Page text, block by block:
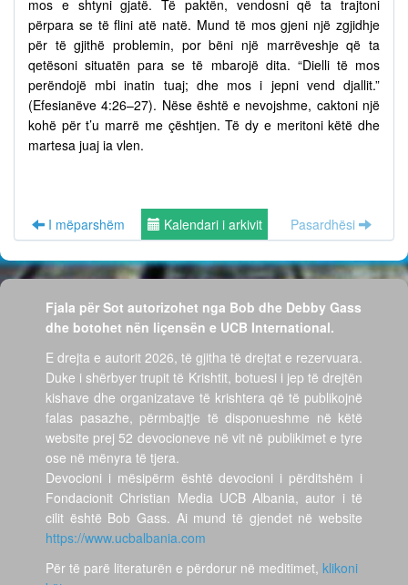
mos e shtyni gjatë. Të paktën, vendosni që ta trajtoni
përpara se të flini atë natë. Mund të mos gjeni një zgjidhje
për të gjithë problemin, por bëni një marrëveshje që ta
qetësoni situatën para se të mbarojë dita. “Dielli të mos
perëndojë mbi inatin tuaj; dhe mos i jepni vend djallit.”
(Efesianëve 4:26–27). Nëse është e nevojshme, caktoni një
kohë për t’u marrë me çështjen. Të dy e meritoni këtë dhe
martesa juaj ia vlen.
I mëparshëm Kalendari i arkivit Pasardhësi
Fjala për Sot autorizohet nga Bob dhe Debby Gass
dhe botohet nën liçensën e UCB International.
E drejta e autorit 2026, të gjitha të drejtat e rezervuara.
Duke i shërbyer trupit të Krishtit, botuesi i jep të drejtën
kishave dhe organizatave të krishtera që të publikojnë
falas pasazhe, përmbajtje të disponueshme në këtë
website prej 52 devocioneve në vit në publikimet e tyre
ose në mënyra të tjera.
Devocioni i mësipërm është devocioni i përditshëm i
Fondacionit Christian Media UCB Albania, autor i të
cilit është Bob Gass. Ai mund të gjendet në website
https://www.ucbalbania.com
Për të parë literaturën e përdorur në meditimet, klikoni